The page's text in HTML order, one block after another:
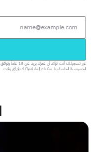
عبر تسجيلك، أنت تؤكد أن عمرك
الخاصة بنا. يمكنك إلغاء اشتراكك في أي وقت.